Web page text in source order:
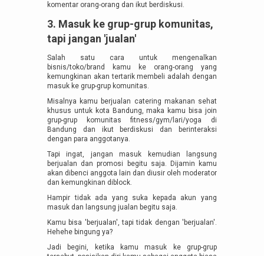
komentar orang-orang dan ikut berdiskusi.
3. Masuk ke grup-grup komunitas,
tapi jangan 'jualan'
Salah satu cara untuk mengenalkan
bisnis/toko/brand kamu ke orang-orang yang
kemungkinan akan tertarik membeli adalah dengan
masuk ke grup-grup komunitas.
Misalnya kamu berjualan catering makanan sehat
khusus untuk kota Bandung, maka kamu bisa join
grup-grup komunitas fitness/gym/lari/yoga di
Bandung dan ikut berdiskusi dan berinteraksi
dengan para anggotanya.
Tapi ingat, jangan masuk kemudian langsung
berjualan dan promosi begitu saja. Dijamin kamu
akan dibenci anggota lain dan diusir oleh moderator
dan kemungkinan diblock.
Hampir tidak ada yang suka kepada akun yang
masuk dan langsung jualan begitu saja.
Kamu bisa 'berjualan', tapi tidak dengan 'berjualan'.
Hehehe bingung ya?
Jadi begini, ketika kamu masuk ke grup-grup